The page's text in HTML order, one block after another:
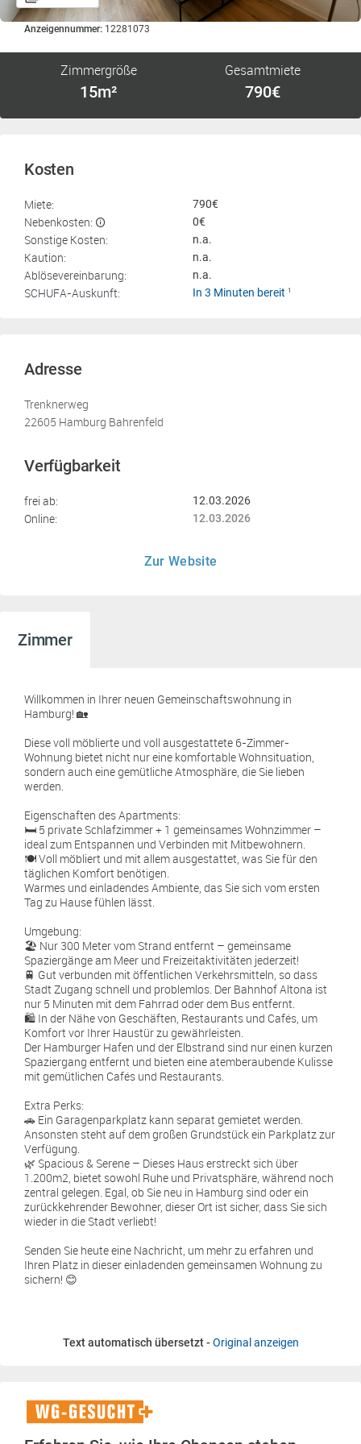
Anzeigennummer: 12281073
Zimmergröße
15m²
Gesamtmiete
790€
Kosten
Miete: 790€
Nebenkosten: 0€
Sonstige Kosten: n.a.
Kaution: n.a.
Ablösevereinbarung: n.a.
SCHUFA-Auskunft: In 3 Minuten bereit 1
Adresse
Trenknerweg
22605 Hamburg Bahrenfeld
Verfügbarkeit
frei ab: 12.03.2026
Online: 12.03.2026
Zur Website
Zimmer
Willkommen in Ihrer neuen Gemeinschaftswohnung in
Hamburg! 🏡
Diese voll möblierte und voll ausgestattete 6-Zimmer-
Wohnung bietet nicht nur eine komfortable Wohnsituation,
sondern auch eine gemütliche Atmosphäre, die Sie lieben
werden.
Eigenschaften des Apartments:
🛏️ 5 private Schlafzimmer + 1 gemeinsames Wohnzimmer –
ideal zum Entspannen und Verbinden mit Mitbewohnern.
🍽️ Voll möbliert und mit allem ausgestattet, was Sie für den
täglichen Komfort benötigen.
Warmes und einladendes Ambiente, das Sie sich vom ersten
Tag zu Hause fühlen lässt.
Umgebung:
🏖️ Nur 300 Meter vom Strand entfernt – gemeinsame
Spaziergänge am Meer und Freizeitaktivitäten jederzeit!
🚆 Gut verbunden mit öffentlichen Verkehrsmitteln, so dass
Stadt Zugang schnell und problemlos. Der Bahnhof Altona ist
nur 5 Minuten mit dem Fahrrad oder dem Bus entfernt.
🛍️ In der Nähe von Geschäften, Restaurants und Cafés, um
Komfort vor Ihrer Haustür zu gewährleisten.
Der Hamburger Hafen und der Elbstrand sind nur einen kurzen
Spaziergang entfernt und bieten eine atemberaubende Kulisse
mit gemütlichen Cafés und Restaurants.
Extra Perks:
🚗 Ein Garagenparkplatz kann separat gemietet werden.
Ansonsten steht auf dem großen Grundstück ein Parkplatz zur
Verfügung.
🌿 Spacious & Serene – Dieses Haus erstreckt sich über
1.200m2, bietet sowohl Ruhe und Privatsphäre, während noch
zentral gelegen. Egal, ob Sie neu in Hamburg sind oder ein
zurückkehrender Bewohner, dieser Ort ist sicher, dass Sie sich
wieder in die Stadt verliebt!
Senden Sie heute eine Nachricht, um mehr zu erfahren und
Ihren Platz in dieser einladenden gemeinsamen Wohnung zu
sichern! 😊
Text automatisch übersetzt - Original anzeigen
WG-
Gesucht+